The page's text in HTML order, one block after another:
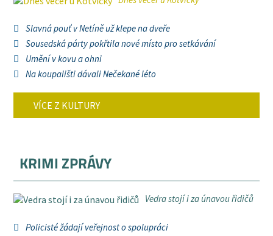
Slavná pouť v Netíně už klepe na dveře
Sousedská párty pokřtila nové místo pro setkávání
Umění v kovu a ohni
Na koupališti dávali Nečekané léto
VÍCE Z KULTURY
KRIMI ZPRÁVY
Vedra stojí i za únavou řidičů
Policisté žádají veřejnost o spolupráci